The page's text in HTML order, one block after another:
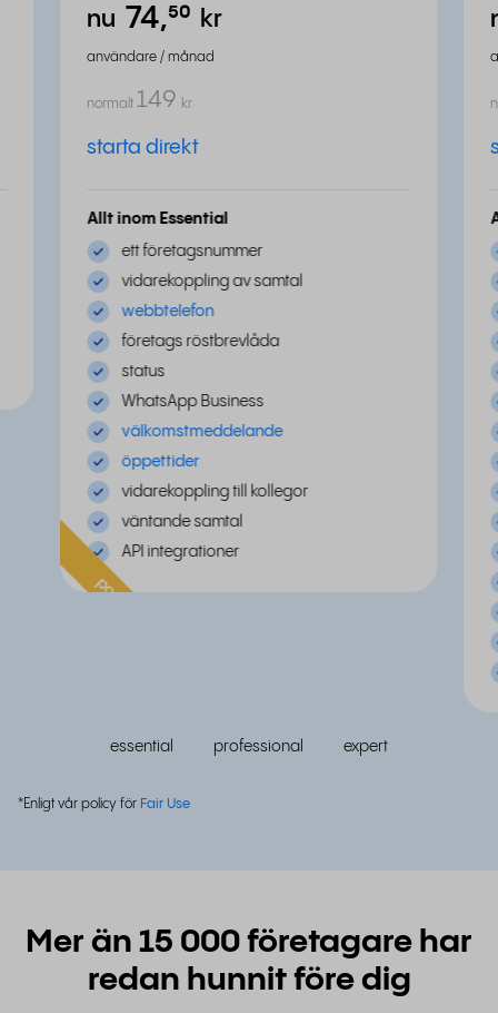
nu kr
74,⁵⁰
användare / månad
normalt kr
149
starta direkt
Allt inom Essential
ett företagsnummer
vidarekoppling av samtal
webbtelefon
företags röstbrevlåda
status
WhatsApp Business
välkomstmeddelande
öppettider
vidarekoppling till kollegor
väntande samtal
API integrationer
populär
essential professional expert
*Enligt vår policy för Fair Use
Mer än 15 000 företagare har
redan hunnit före dig